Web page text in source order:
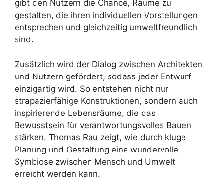
gibt den Nutzern die Chance, Räume zu
gestalten, die ihren individuellen Vorstellungen
entsprechen und gleichzeitig umweltfreundlich
sind.
Zusätzlich wird der Dialog zwischen Architekten
und Nutzern gefördert, sodass jeder Entwurf
einzigartig wird. So entstehen nicht nur
strapazierfähige Konstruktionen, sondern auch
inspirierende Lebensräume, die das
Bewusstsein für verantwortungsvolles Bauen
stärken. Thomas Rau zeigt, wie durch kluge
Planung und Gestaltung eine wundervolle
Symbiose zwischen Mensch und Umwelt
erreicht werden kann.